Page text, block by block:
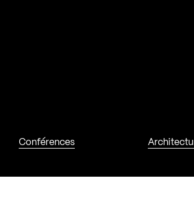
Conférences